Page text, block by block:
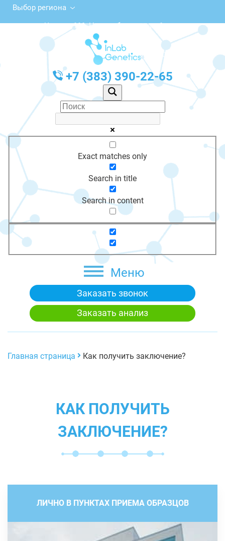
Выбор региона
ул. Чехова, 111, Новосибирск, этаж 1
с 10:00 до 20:00
График работы: Пн-Пт с 10:00 до 20:00
+7 (383) 390-22-65
Exact matches only
Search in title
Search in content
Меню
Заказать звонок
Заказать анализ
Главная страница Как получить заключение?
КАК ПОЛУЧИТЬ
ЗАКЛЮЧЕНИЕ?
ЛИЧНО В ПУНКТАХ ПРИЕМА ОБРАЗЦОВ